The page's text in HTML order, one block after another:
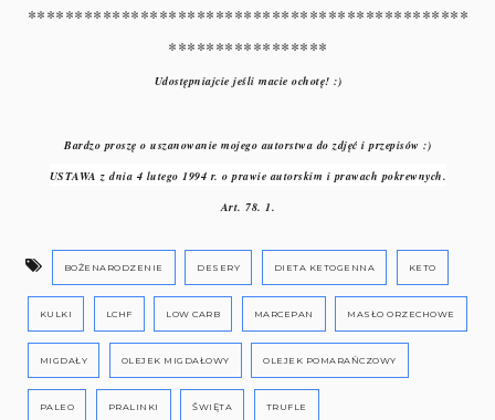
***********************************************
*****************
Udostępniajcie jeśli macie ochotę! :)
Bardzo proszę o uszanowanie mojego autorstwa do zdjęć i przepisów :)
USTAWA z dnia 4 lutego 1994 r. o prawie autorskim i prawach pokrewnych.
Art. 78. 1.
BOŻENARODZENIE DESERY DIETA KETOGENNA KETO
KULKI LCHF LOW CARB MARCEPAN MASŁO ORZECHOWE
MIGDAŁY OLEJEK MIGDAŁOWY OLEJEK POMARAŃCZOWY
PALEO PRALINKI ŚWIĘTA TRUFLE